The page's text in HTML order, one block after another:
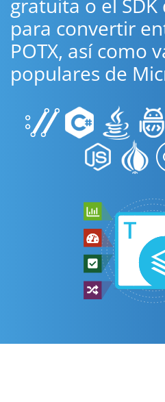
gratuita o el
para convertir
POTX, así como
populares de